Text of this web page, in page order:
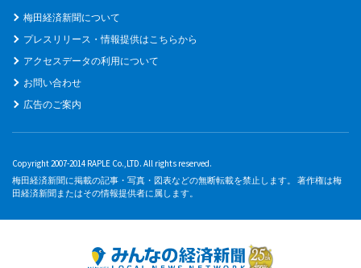
梅田経済新聞について
プレスリリース・情報提供はこちらから
アクセスデータの利用について
お問い合わせ
広告のご案内
Copyright 2007-2014 RAPLE Co.,LTD. All rights reserved.
梅田経済新聞に掲載の記事・写真・図表などの無断転載を禁止します。 著作権は梅
田経済新聞またはその情報提供者に属します。